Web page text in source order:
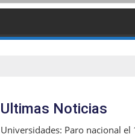
Ultimas Noticias
Universidades: Paro nacional el